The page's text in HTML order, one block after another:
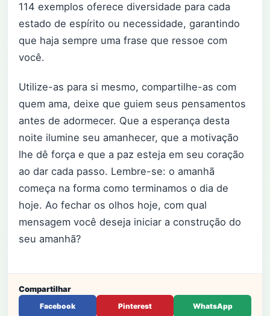
114 exemplos oferece diversidade para cada
estado de espírito ou necessidade, garantindo
que haja sempre uma frase que ressoe com
você.
Utilize-as para si mesmo, compartilhe-as com
quem ama, deixe que guiem seus pensamentos
antes de adormecer. Que a esperança desta
noite ilumine seu amanhecer, que a motivação
lhe dê força e que a paz esteja em seu coração
ao dar cada passo. Lembre-se: o amanhã
começa na forma como terminamos o dia de
hoje. Ao fechar os olhos hoje, com qual
mensagem você deseja iniciar a construção do
seu amanhã?
Compartilhar
Facebook Pinterest WhatsApp